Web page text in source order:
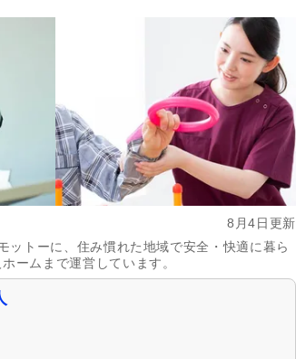
(406)
週2日から可(297)
シフト相談可(4,768)
精神保健福祉士(44)
主任介護支援専門員(13)
8月4日更新
ットーに、住み慣れた地域で安全・快適に暮ら
ームまで運営しています。